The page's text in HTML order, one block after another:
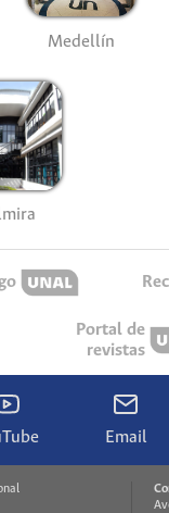
Medellín
Portal de
revistas
Email